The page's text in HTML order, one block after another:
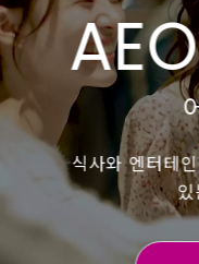
쿠폰
서비스 안내
이온몰 소개
식사와 엔터테